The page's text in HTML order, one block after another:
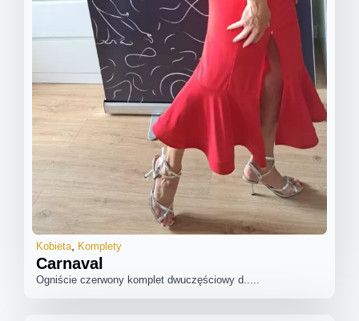
Kobieta Komplety
Carnaval
Ogniście czerwony komplet dwuczęściowy d.....